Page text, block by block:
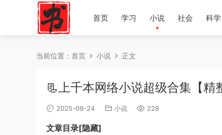
首页 学习 小说 社会 科学
当前位置： 首页 小说 正文
📃上千本网络小说超级合集【精
2025-09-24 小说 228
文章目录[隐藏]